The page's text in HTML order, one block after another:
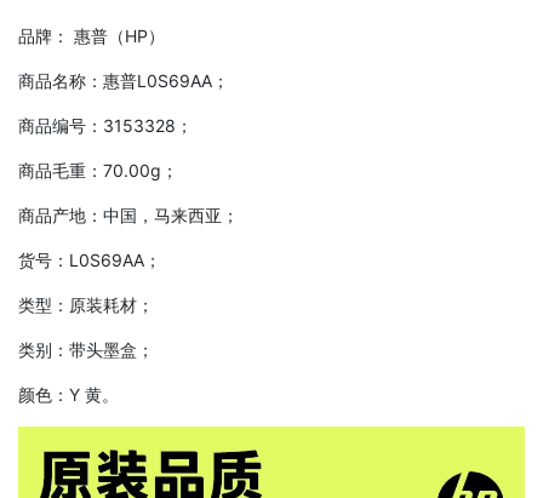
品牌： 惠普（HP）
商品名称：惠普L0S69AA；
商品编号：3153328；
商品毛重：70.00g；
商品产地：中国，马来西亚；
货号：L0S69AA；
类型：原装耗材；
类别：带头墨盒；
颜色：Y 黄。